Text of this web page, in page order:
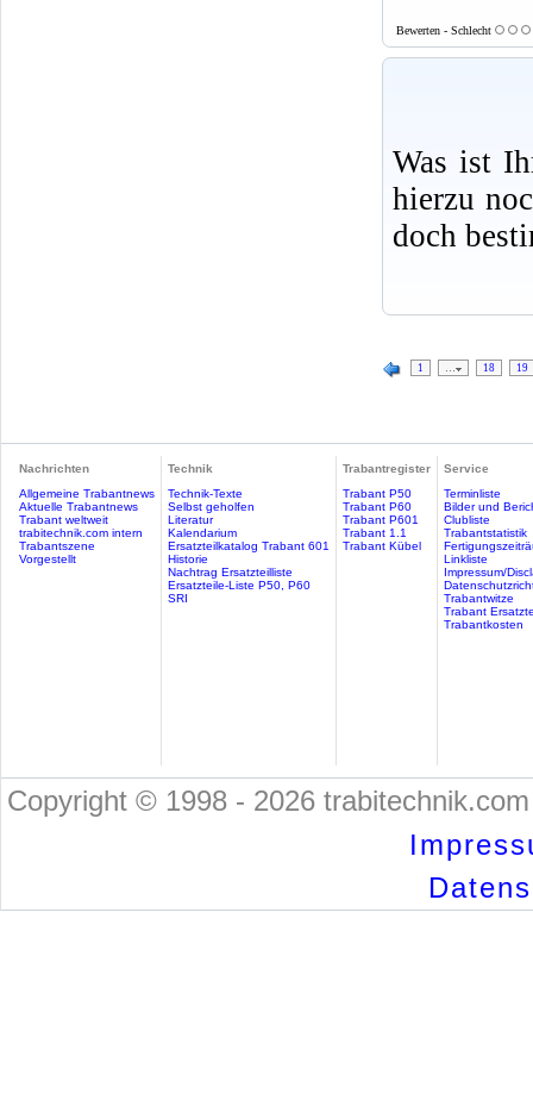
Bewerten - Schlecht
Was ist
hierzu
doch
1 … 18 19
Nachrichten
Allgemeine Trabantnews
Aktuelle Trabantnews
Trabant weltweit
trabitechnik.com intern
Trabantszene
Vorgestellt
Technik
Technik-Texte
Selbst geholfen
Literatur
Kalendarium
Ersatzteilkatalog Trabant 601
Historie
Nachtrag Ersatzteilliste
Ersatzteile-Liste P50, P60
SRI
Trabantregister
Trabant P50
Trabant P60
Trabant P601
Trabant 1.1
Trabant Kübel
Service
Terminliste
Bilder und
Clubliste
Trabantstatistik
Linkliste
Impressum/
Trabantwitze
Trabant
Trabantkosten
Copyright © 1998 - 2026